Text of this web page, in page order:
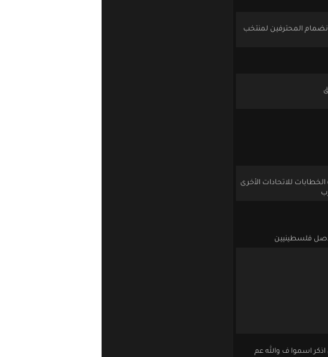
المحترفين لمنتخب
للاتحادات الأخرى
فلسطينيين
اسموا ف والله عم